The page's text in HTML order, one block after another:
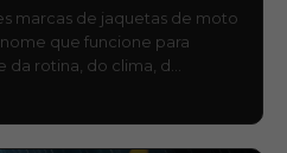
marcas de jaquetas de moto
que funcione para
rotina, do clima, d…